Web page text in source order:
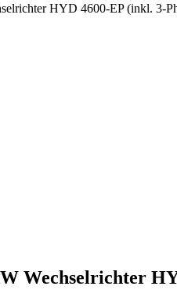
HYD 4600-EP (inkl. 3-
Wechselrichter